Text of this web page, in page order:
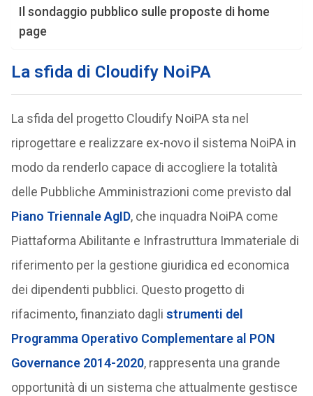
Il sondaggio pubblico sulle proposte di home
page
La sfida di Cloudify NoiPA
La sfida del progetto Cloudify NoiPA sta nel
riprogettare e realizzare ex-novo il sistema NoiPA in
modo da renderlo capace di accogliere la totalità
delle Pubbliche Amministrazioni come previsto dal
Piano Triennale AgID, che inquadra NoiPA come
Piattaforma Abilitante e Infrastruttura Immateriale di
riferimento per la gestione giuridica ed economica
dei dipendenti pubblici. Questo progetto di
rifacimento, finanziato dagli strumenti del
Programma Operativo Complementare al PON
Governance 2014-2020, rappresenta una grande
opportunità di un sistema che attualmente gestisce